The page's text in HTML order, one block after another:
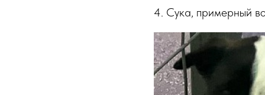
4. Сука, примерный